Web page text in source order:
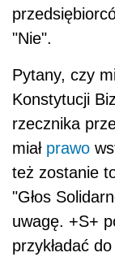
"Nie".
Pytany, czy
Konstytucji
rzecznika
miał prawo
też zostanie
"Głos
uwagę. +S+
przykładać